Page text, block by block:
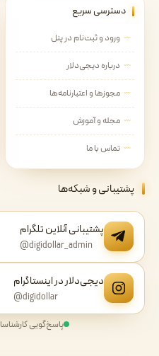
دسترسی سریع
ورود و ثبت‌نام در پنل
درباره دیجی‌دلار
مجوزها و اعتبارنامه‌ها
مجله و آموزش
تماس با ما
پشتیبانی و شبکه‌ها
پشتیبانی آنلاین تلگرام
@digidollar_admin
دیجی‌دلار در اینستاگرام
@digidollar
پاسخ‌گویی کارشناسان در